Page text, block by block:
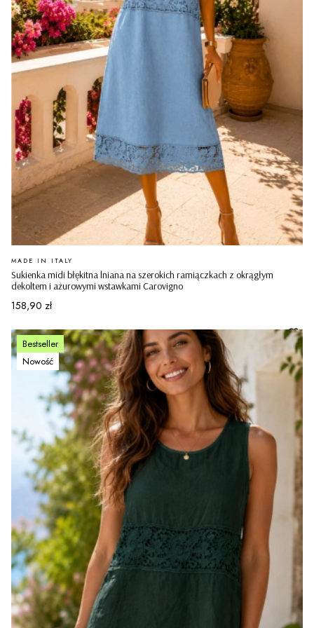
Sukienka midi błękitna lniana na szerokich ramiączkach z okrągłym
dekoltem i ażurowymi wstawkami Carovigno
PRODUCENT
MADE IN ITALY
Cena
158,90 zł
Bestseller
Nowość